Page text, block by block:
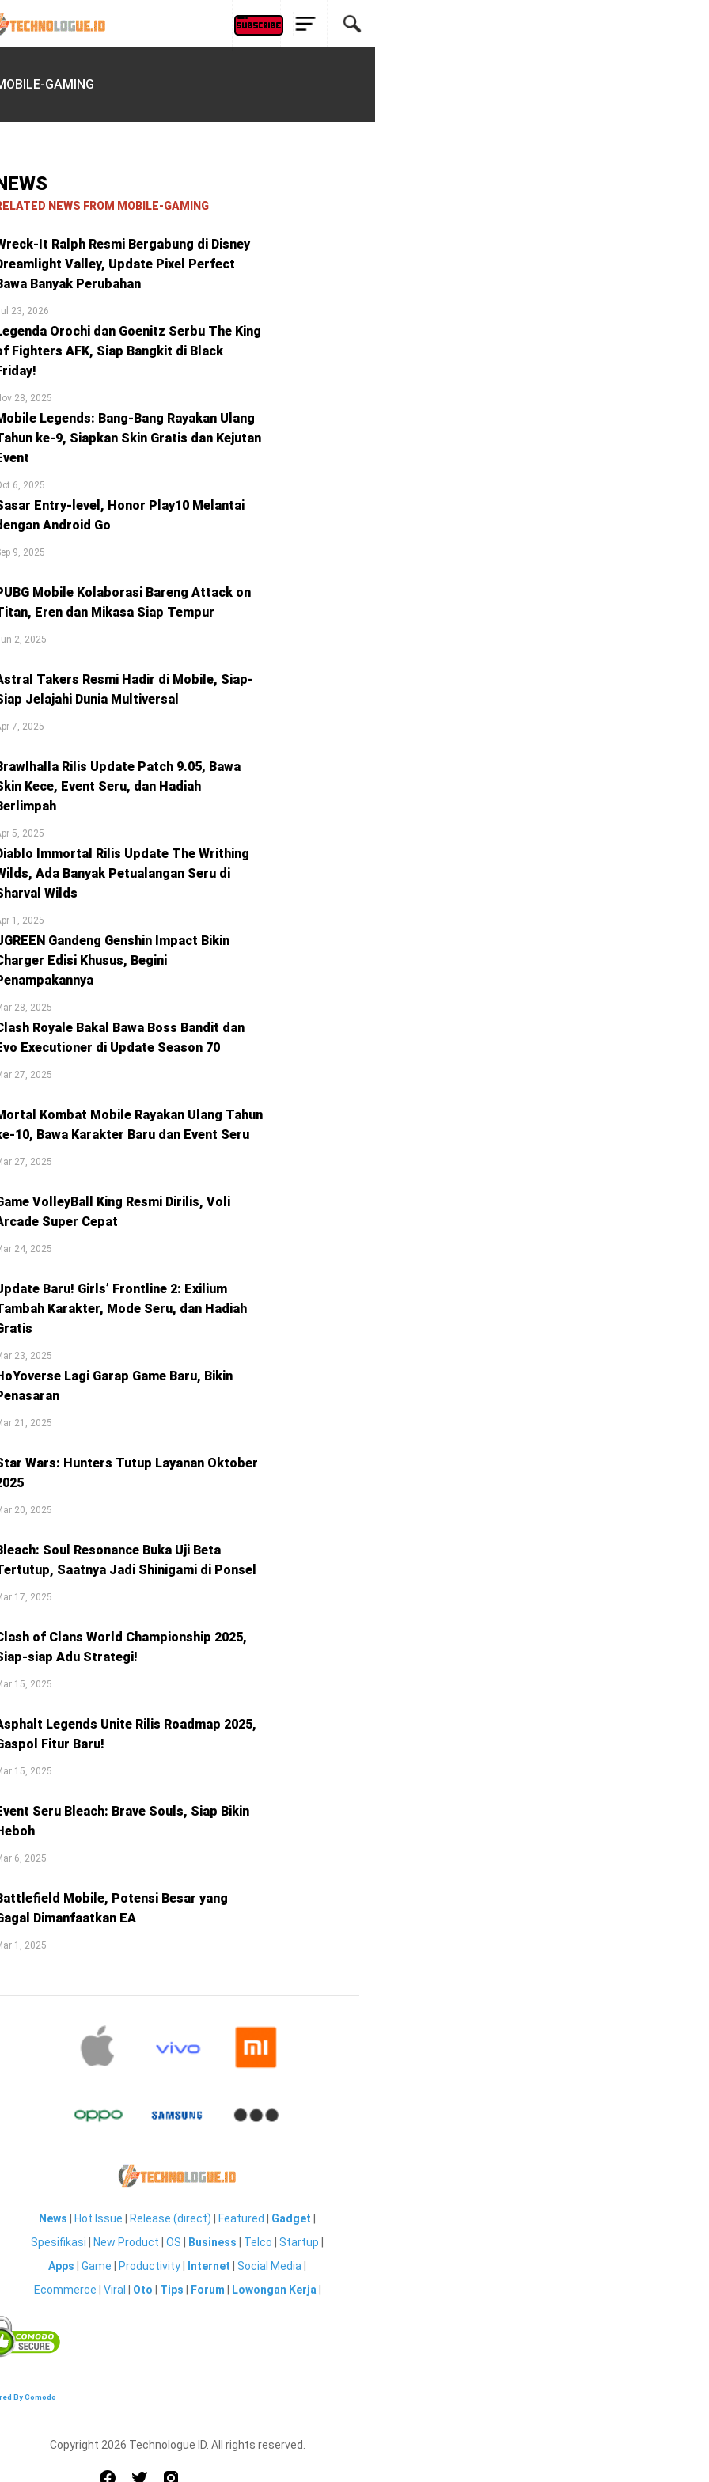
GAMING
NEWS FROM MOBILE-GAMING
It Ralph Resmi Bergabung di Disney
Valley, Update Pixel Perfect
Banyak Perubahan
23, 2026
Orochi dan Goenitz Serbu The King
Fighters AFK, Siap Bangkit di Black
28, 2025
Legends: Bang-Bang Rayakan Ulang
ke-9, Siapkan Skin Gratis dan Kejutan
6, 2025
Entry-level, Honor Play10 Melantai
Android Go
9, 2025
Mobile Kolaborasi Bareng Attack on
Eren dan Mikasa Siap Tempur
2, 2025
Takers Resmi Hadir di Mobile, Siap-
Jelajahi Dunia Multiversal
7, 2025
Rilis Update Patch 9.05, Bawa
Kece, Event Seru, dan Hadiah
5, 2025
Immortal Rilis Update The Writhing
Ada Banyak Petualangan Seru di
Wilds
1, 2025
Gandeng Genshin Impact Bikin
Edisi Khusus, Begini
28, 2025
Royale Bakal Bawa Boss Bandit dan
Executioner di Update Season 70
27, 2025
Kombat Mobile Rayakan Ulang Tahun
10, Bawa Karakter Baru dan Event Seru
27, 2025
VolleyBall King Resmi Dirilis, Voli
Super Cepat
24, 2025
Baru! Girls’ Frontline 2: Exilium
Karakter, Mode Seru, dan Hadiah
23, 2025
Lagi Garap Game Baru, Bikin
21, 2025
Wars: Hunters Tutup Layanan Oktober
20, 2025
Soul Resonance Buka Uji Beta
Saatnya Jadi Shinigami di Ponsel
17, 2025
of Clans World Championship 2025,
siap Adu Strategi!
15, 2025
Legends Unite Rilis Roadmap 2025,
Fitur Baru!
15, 2025
Seru Bleach: Brave Souls, Siap Bikin
6, 2025
Mobile, Potensi Besar yang
Dimanfaatkan EA
1, 2025
News Hot Issue Release (direct) Featured Gadget
Spesifikasi
New Product OS Business Telco Startup
Apps
Game Productivity Internet Social Media
Ecommerce
Viral Oto Tips Forum Lowongan Kerja
By Comodo
Copyright 2026 Technologue ID. All rights reserved.